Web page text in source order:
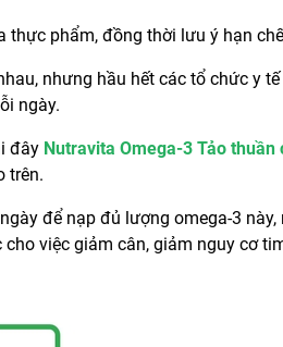
phẩm, đồng thời lưu ý hạn
nhưng hầu hết các tổ chức y
ngày.
đây Nutravita Omega-3 Tảo thuần
trên.
để nạp đủ lượng omega-3 này,
việc giảm cân, giảm nguy cơ